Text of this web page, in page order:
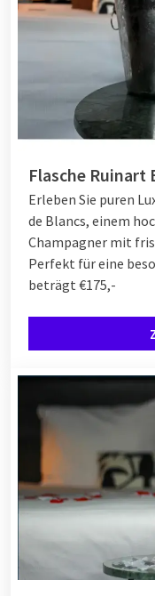
Flasche Ruinart
Erleben Sie puren
de Blancs, einem
Champagner mit
Perfekt für eine
beträgt €175,-